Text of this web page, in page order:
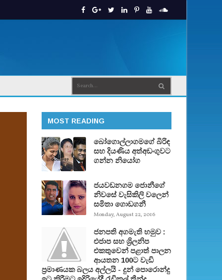
MOST READING
බෝගොල්ලාගමගේ බිරිඳ
සහ දියණිය අත්අඩංගුවට
ගන්න නියෝග
ජයවඩනගම ජොනීගේ
නිවසේ වැසිකිලි වලෙන්
සමිතා ගොඩගනී
Monday, August 22, 2016
ජනපති අගමැති හමුව :
එජාප සහ ශ්‍රිලනිප
එකතුවෙන් පළාත් පාලන
ආයතන 100ට වැඩි
ප්‍රමාණයක බලය අල්ලයි - දුන් පොරොන්දු